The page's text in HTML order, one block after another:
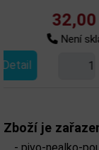
Zboží je
-